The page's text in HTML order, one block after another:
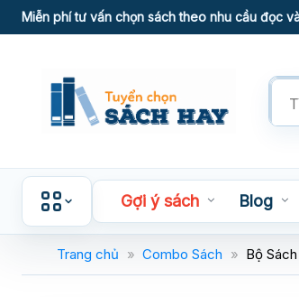
Skip
to
Miễn phí tư vấn chọn sách theo nhu cầu đọc
Tìm
kiếm
Gợi ý sách Blog
Trang chủ » Combo Sách » Bộ